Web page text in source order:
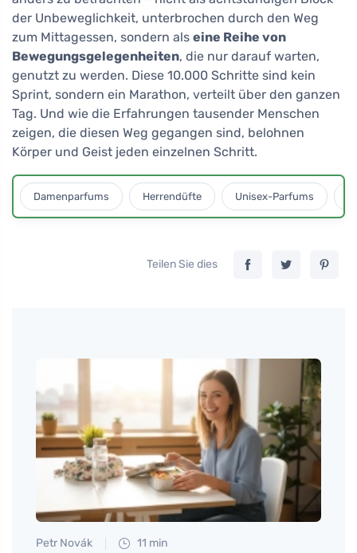
der Unbeweglichkeit, unterbrochen durch den Weg
zum Mittagessen, sondern als eine Reihe von
Bewegungsgelegenheiten, die nur darauf warten,
genutzt zu werden. Diese 10.000 Schritte sind kein
Sprint, sondern ein Marathon, verteilt über den ganzen
Tag. Und wie die Erfahrungen tausender Menschen
zeigen, die diesen Weg gegangen sind, belohnen
Körper und Geist jeden einzelnen Schritt.
Damenparfums Herrendüfte Unisex-Parfums
Teilen Sie dies
Petr Novák 11 min